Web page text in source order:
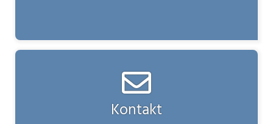
Kontakt